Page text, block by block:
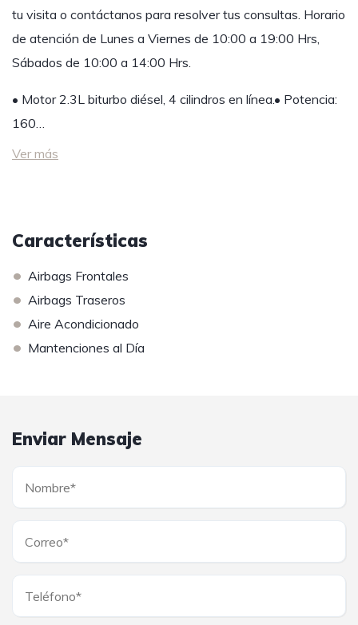
tu visita o contáctanos para resolver tus consultas. Horario
de atención de Lunes a Viernes de 10:00 a 19:00 Hrs,
Sábados de 10:00 a 14:00 Hrs.
• Motor 2.3L biturbo diésel, 4 cilindros en línea.• Potencia:
160…
Ver más
Características
• Airbags Frontales
• Airbags Traseros
• Aire Acondicionado
• Mantenciones al Día
Enviar Mensaje